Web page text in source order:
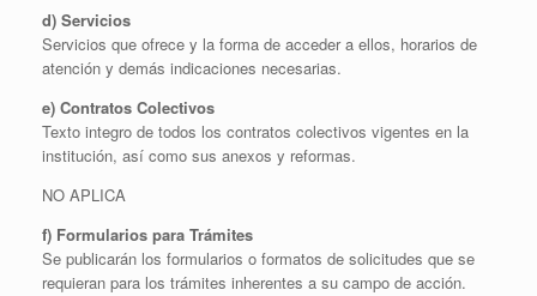
d) Servicios
Servicios que ofrece y la forma de acceder a ellos, horarios de
atención y demás indicaciones necesarias.
e) Contratos Colectivos
Texto integro de todos los contratos colectivos vigentes en la
institución, así como sus anexos y reformas.
NO APLICA
f) Formularios para Trámites
Se publicarán los formularios o formatos de solicitudes que se
requieran para los trámites inherentes a su campo de acción.